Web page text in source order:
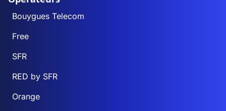
Bouygues Telecom
Free
SFR
RED by SFR
Orange